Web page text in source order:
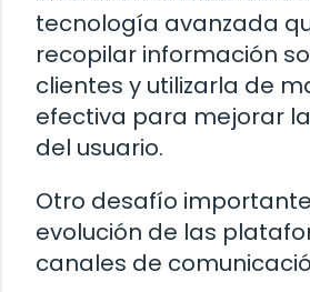
tecnología avanzada
recopilar información
clientes y utilizarla de
efectiva para mejorar
del usuario.
Otro desafío
evolución de las
canales de